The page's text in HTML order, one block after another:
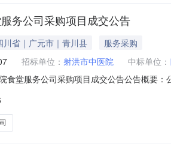
务公司采购项目成交公告
川省｜广元市｜青川县
服务采购
招标单位： 射洪市中医院 中标单位：
食堂服务公司采购项目成交公告公告概要
人石小方项目联系电话0825-2625300采购